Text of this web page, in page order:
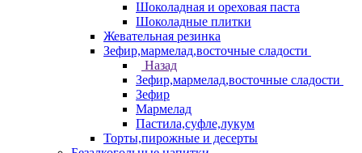
Шоколадная и ореховая паста
Шоколадные плитки
Жевательная резинка
Зефир,мармелад,восточные сладости
Назад
Зефир,мармелад,восточные сладости
Зефир
Мармелад
Пастила,суфле,лукум
Торты,пирожные и десерты